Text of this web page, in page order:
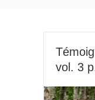
vol. 3